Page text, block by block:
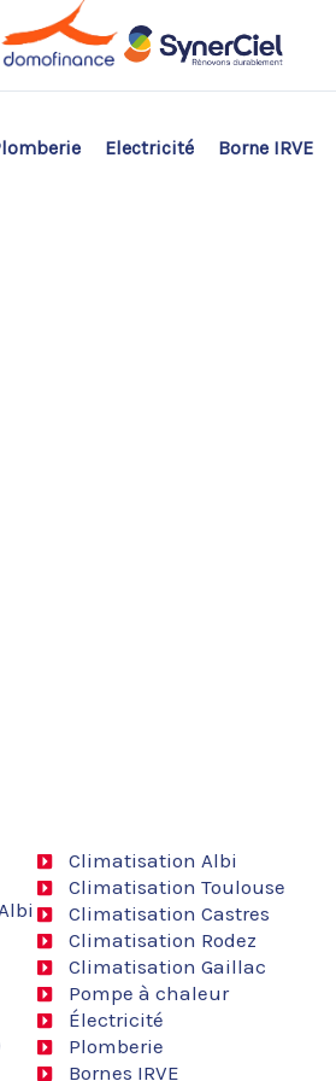
Electricité Borne IRVE
Climatisation Albi
Climatisation Toulouse
Climatisation Castres
Climatisation Rodez
Climatisation Gaillac
Pompe à chaleur
Électricité
Plomberie
Bornes IRVE